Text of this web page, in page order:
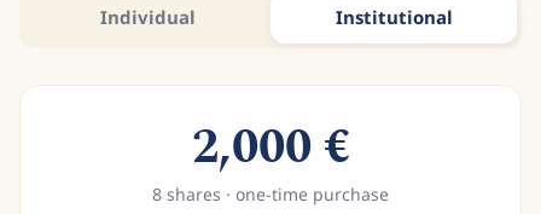
Individual Institutional
2,000€
8 shares · one-time purchase